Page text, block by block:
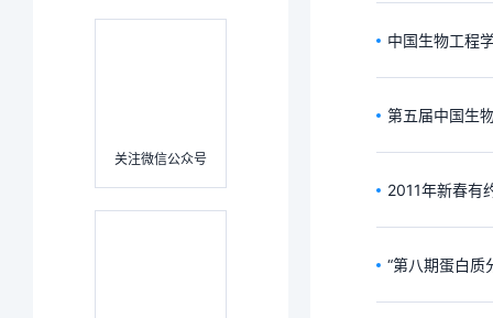
关注微信公众号
中国生物工程
第五届中国生
2011年新春有
“第八期蛋白质